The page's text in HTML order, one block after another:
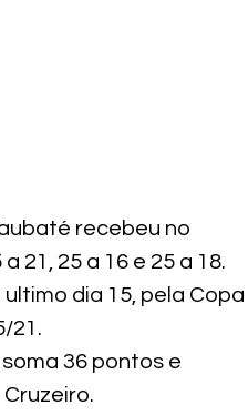
recebeu no
21, 25 a 16 e 25 a 18.
dia 15, pela Copa
21.
36 pontos e